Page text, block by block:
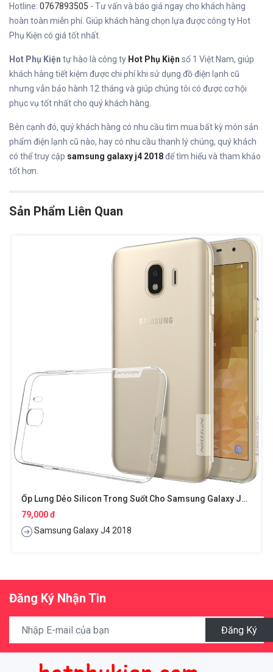
Hotline: 0767893505 - Tư vấn và báo giá ngay cho khách hàng
hoàn toàn miễn phí. Giúp khách hàng chọn lựa được công ty Hot
Phụ Kiện có giá tốt nhất.
Hot Phụ Kiện tự hào là công ty Hot Phụ Kiện số 1 Việt Nam, giúp
khách hàng tiết kiệm được chi phí khi sử dụng đồ điện lạnh cũ
nhưng vẫn bảo hành 12 tháng và giúp chúng tôi có được cơ hội
phục vụ tốt nhất cho quý khách hàng.
Bên cạnh đó, quý khách hàng có nhu cầu tìm mua bất kỳ món sản
phẩm điện lạnh cũ nào, hay có nhu cầu thanh lý chúng, quý khách
có thể truy cập samsung galaxy j4 2018để tìm hiểu và tham khảo
tốt hơn.
Sản Phẩm Liên Quan
Ốp Lưng Dẻo Silicon Trong Suốt Cho Samsung Galaxy J4 2018 Hiệu Nillkin Nature
79,000 đ
Samsung Galaxy J4 2018
Đăng Ký Nhận Tin
Đăng Ký